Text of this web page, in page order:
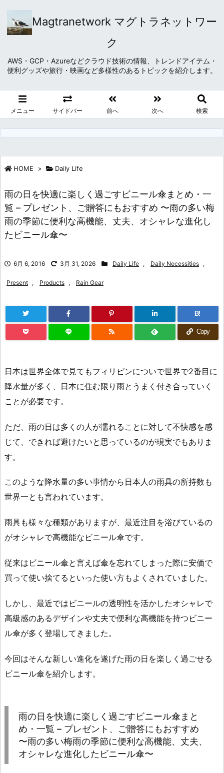
Magtranetwork マグトラネットワー
ク
AWS・GCP・Azureなどクラウド技術の情報、トレンドアイテム・
便利グッズや旅行・映画など多様性のあるトピックを紹介します。
メニュー サイドバー 前へ 次へ 検索
HOME > Daily Life
雨の日を快適に楽しく過ごすビニール傘まとめ・一
覧 – プレゼント、ご贈答にもおすすめ 〜雨の多い梅
雨の季節に便利な高機能、丈夫、オシャレな進化し
たビニール傘〜
6月 6, 2016 3月 31, 2026 Daily Life , Daily Necessities ,
Present , Products , Rain Gear
B!
Copy
日本は世界全体で見てもフィリピンについで世界で2番目に
降水量が多く、日本に住む限り雨とうまく付き合っていく
ことが必要です。
ただ、雨の日は多くの人が濡れることに対して不快感を感
じて、できれば避けたいと思っているのが現実でもありま
す。
このような降水量の多い事情から日本人の雨具の所持数も
世界一とも言われています。
雨具も様々な種類がありますが、最近注目を浴びているの
がオシャレで高機能なビニール傘です。
従来はビニール傘と言えば傘を忘れてしまった際に安価で
買って使い捨てるといった使い方もよくされていました。
しかし、最近ではビニールの透明性を活かしたオシャレで
高級感のあるデザインや丈夫で便利な高機能を持つビニー
ル傘が多く登場してきました。
今回はそんな新しい進化を遂げた雨の日を楽しく過ごせる
ビニール傘を紹介します。
雨の日を快適に楽しく過ごすビニール傘まと
め・一覧 – プレゼント、ご贈答にもおすすめ
〜雨の多い梅雨の季節に便利な高機能、丈夫、
オシャレな進化したビニール傘〜